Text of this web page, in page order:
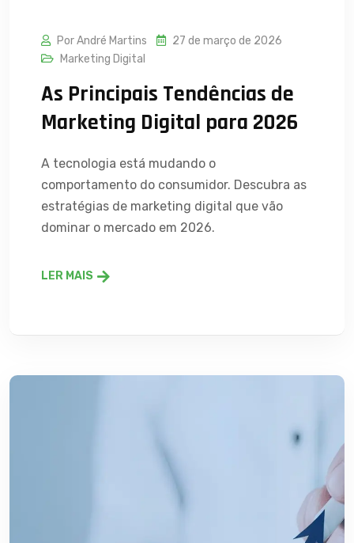
Por André Martins
27 de março de 2026
Marketing Digital
As Principais Tendências de
Marketing Digital para 2026
A tecnologia está mudando o
comportamento do consumidor. Descubra as
estratégias de marketing digital que vão
dominar o mercado em 2026.
LER MAIS